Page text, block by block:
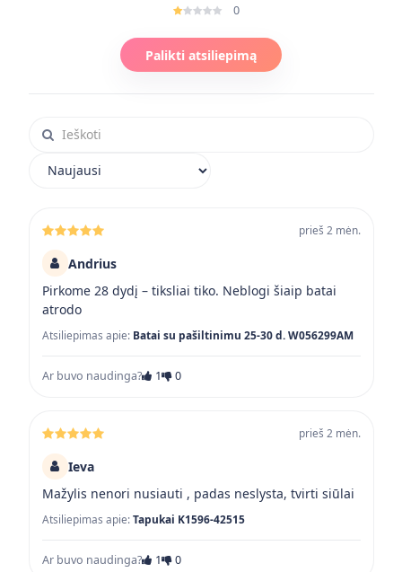
0
Palikti atsiliepimą
Ieškoti atsiliepimuose
prieš 2 mėn.
Andrius
Pirkome 28 dydį – tiksliai tiko. Neblogi šiaip batai
atrodo
Atsiliepimas apie: Batai su pašiltinimu 25-30 d. W056299AM
Ar buvo naudinga? 1 0
prieš 2 mėn.
Ieva
Mažylis nenori nusiauti , padas neslysta, tvirti siūlai
Atsiliepimas apie:Tapukai K1596-42515
Ar buvo naudinga? 1 0